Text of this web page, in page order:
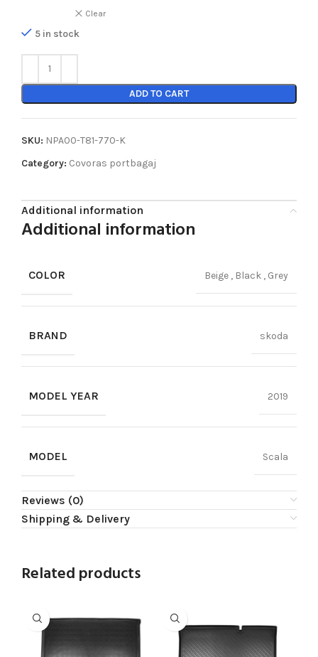
Clear
5 in stock
ADD TO CART
SKU: NPA00-T81-770-K
Category: Covoras portbagaj
Additional information
Additional information
COLOR Beige , Black , Grey
BRAND skoda
MODEL YEAR 2019
MODEL Scala
Reviews (0)
Shipping & Delivery
Related products